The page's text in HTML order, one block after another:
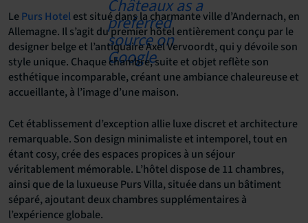
LePurs Hotelest situé dans la charmante ville d’Andernach, en
Allemagne. Il s’agit du premier hôtel entièrement conçu par le
designer belge et l’antiquaire Axel Vervoordt, qui y dévoile son
style unique. Chaque chambre, suite et objet reflète son
esthétique incomparable, créant une ambiance chaleureuse et
accueillante, à l’image d’une maison.
Cet établissement d’exception allie luxe discret et architecture
remarquable. Son design minimaliste et intemporel, tout en
étant cosy, crée des espaces propices à un séjour
véritablement mémorable. L’hôtel dispose de 11 chambres,
ainsi que de la luxueuse Purs Villa, située dans un bâtiment
séparé, ajoutant deux chambres supplémentaires à
l’expérience globale.